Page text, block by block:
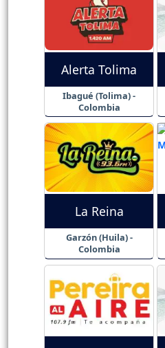
Alerta Tolima
Ibagué (Tolima) -
Colombia
La Reina
Garzón (Huila) -
Colombia